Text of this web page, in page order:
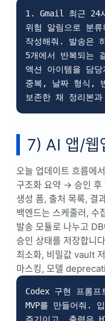
1. Gmail 최근 24
위험 알림으로 분
작성해줘. 발송은
5개에서 반복되는
액션 아이템을 담
중복, 날짜 형식,
보존한 채 정리본
7) AI 앱/웹
오늘 업데이트 흐름에
구조화 요약 → 승인 후
생성 폼, 출처 목록, 결
백엔드는 스케줄러, 수
발송 모듈로 나누고
승인 상태를 저장합니
최소화, 비밀값 vault
마스킹, 모델
Codex 구현 프롬
MVP를 만들어줘.